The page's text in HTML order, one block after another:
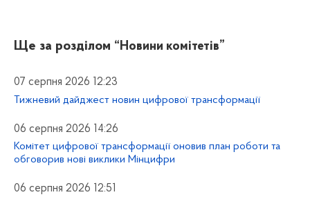
Ще за розділом “Новини комітетів”
07 серпня 2026 12:23
Тижневий дайджест новин цифрової трансформації
06 серпня 2026 14:26
Комітет цифрової трансформації оновив план роботи та
обговорив нові виклики Мінцифри
06 серпня 2026 12:51